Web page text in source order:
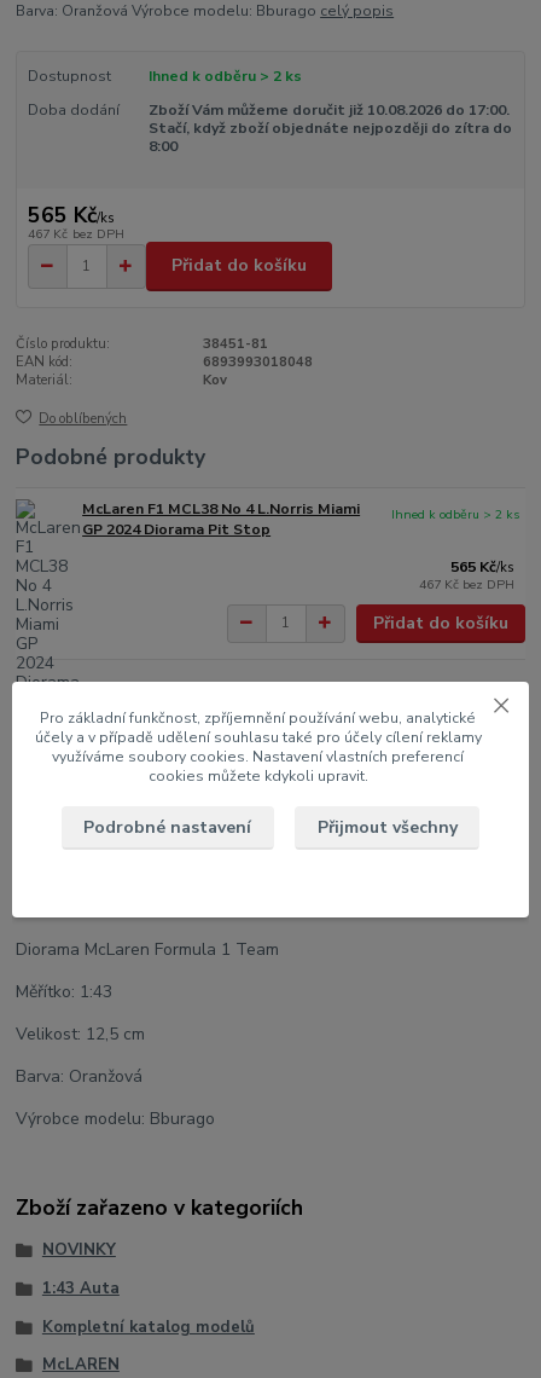
Barva: Oranžová Výrobce modelu: Bburago celý popis
Dostupnost
Ihned k odběru > 2 ks
Doba dodání
Zboží Vám můžeme doručit již 10.08.2026 do 17:00.
Stačí, když zboží objednáte nejpozději do zítra do
8:00
565 Kč/ks
467 Kč bez DPH
Přidat do košíku
Číslo produktu:
38451-81
EAN kód:
6893993018048
Materiál:
Kov
Do oblíbených
Podobné produkty
McLaren F1 MCL38 No 4 L.Norris Miami
GP 2024 Diorama Pit Stop
565 Kč/ks
467 Kč bez DPH
Ihned k odběru > 2 ks
Přidat do košíku
Kompletní specifikace
Typ: F1 MCL38
Diorama McLaren Formula 1 Team
Měřítko: 1:43
Velikost: 12,5 cm
Barva: Oranžová
Výrobce modelu: Bburago
Zboží zařazeno v kategoriích
NOVINKY
1:43 Auta
Kompletní katalog modelů
McLAREN
Pro základní funkčnost, zpříjemnění používání webu, analytické
účely a v případě udělení souhlasu také pro účely cílení reklamy
využíváme soubory cookies. Nastavení vlastních preferencí
cookies můžete kdykoli upravit.
Podrobné nastavení Přijmout všechny